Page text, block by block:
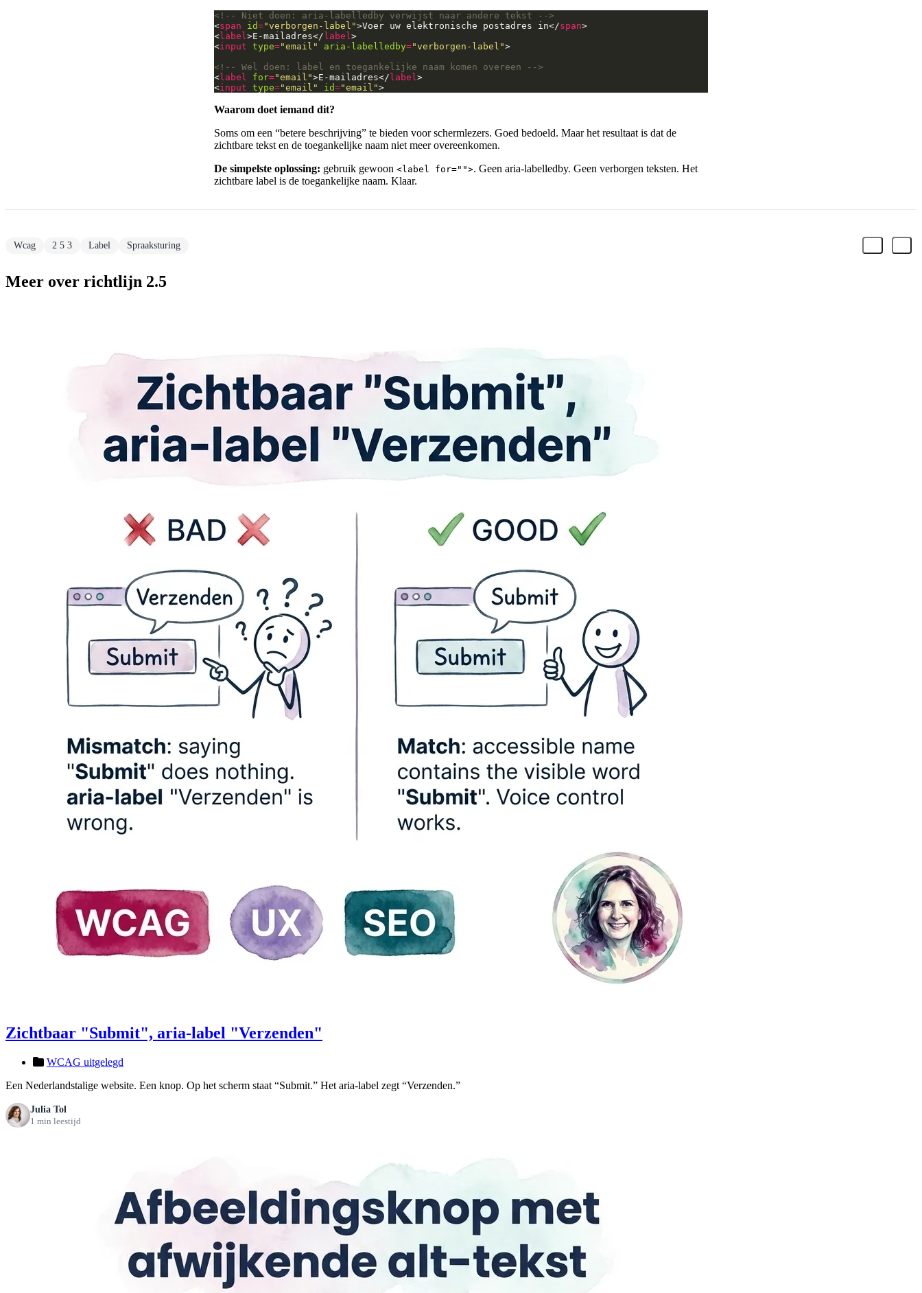
<!-- Niet doen: aria-labelledby verwijst naar andere tekst -->
<span id="verborgen-label">Voer uw elektronische postadres in</span
< label>E-mailadres</ label
<input type="email" aria-labelledby="verborgen-label"
<!-- Wel doen: label en toegankelijke naam komen overeen -->
< label for="email">E-mailadres</ label
<input type="email" id="email"
Waarom doet iemand dit?
Soms om een “betere beschrijving” te bieden voor schermlezers. Goed bedoeld. Maar het resultaat is dat de
zichtbare tekst en de toegankelijke naam niet meer overeenkomen.
De simpelste oplossing: gebruik gewoon <label for="">. Geen aria-labelledby. Geen verborgen teksten. Het
zichtbare label is de toegankelijke naam. Klaar.
Wcag 2 5 3 Label Spraaksturing
Meer over richtlijn 2.5
Zichtbaar "Submit", aria-label "Verzenden"
WCAG uitgelegd
Een Nederlandstalige website. Een knop. Op het scherm staat “Submit.” Het aria-label zegt “Verzenden.”
Julia Tol
1 min leestijd